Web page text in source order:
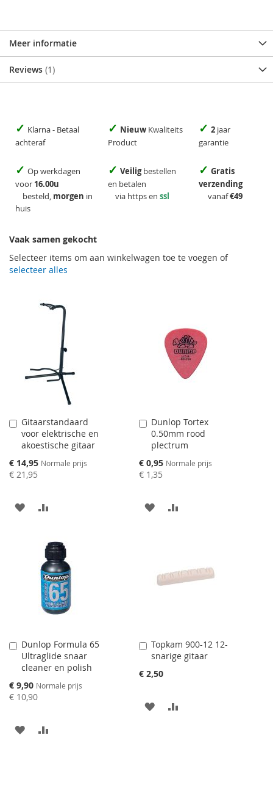
Meer informatie
Reviews 1
✓ Klarna - Betaal
achteraf
✓ Nieuw Kwaliteits
Product
✓ 2 jaar
garantie
✓ Op werkdagen
voor 16.00u
besteld, morgen in
huis
✓ Veiligbestellen
en betalen
via https en ssl
✓ Gratis
verzending
vanaf€49
Vaak samen gekocht
Selecteer items om aan winkelwagen toe te voegen of
selecteer alles
Gitaarstandaard
voor elektrische en
akoestische gitaar
Speciale
prijs
€ 14,95 Normale prijs
€ 21,95
Aan
winkelwagen
toevoegen
AAN
TOEVOEGEN
OM
TE
VERGELIJKEN
Dunlop Tortex
0.50mm rood
plectrum
Speciale
prijs
€ 0,95 Normale prijs
€ 1,35
Aan
winkelwagen
toevoegen
AAN
TE
Dunlop Formula 65
Ultraglide snaar
cleaner en polish
Speciale
prijs
€ 9,90 Normale prijs
€ 10,90
Aan
winkelwagen
toevoegen
AAN
Topkam 900-12 12-
snarige gitaar
€ 2,50
Aan
winkelwagen
toevoegen
AAN